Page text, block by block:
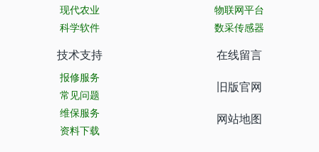
现代农业
科学软件
物联网平台
数采传感器
技术支持
报修服务
常见问题
维保服务
资料下载
在线留言
旧版官网
网站地图